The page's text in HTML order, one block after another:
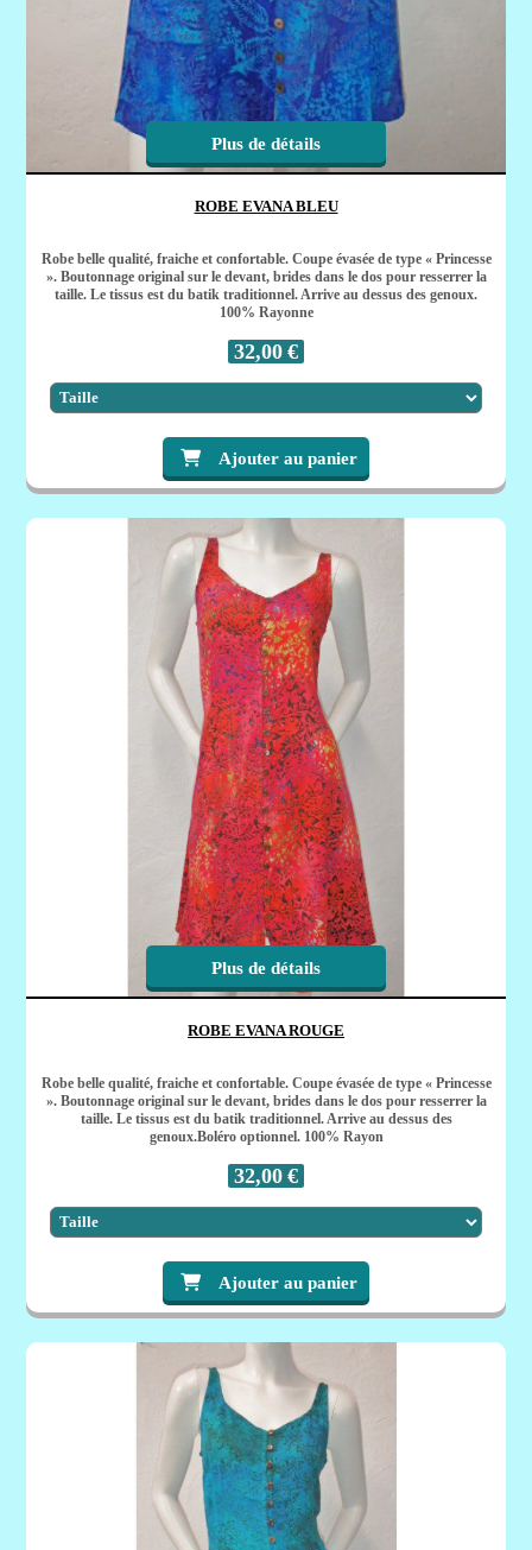
Plus de détails
ROBE EVANA BLEU
Robe belle qualité, fraiche et confortable. Coupe évasée de type « Princesse
». Boutonnage original sur le devant, brides dans le dos pour resserrer la
taille. Le tissus est du batik traditionnel. Arrive au dessus des genoux.
100% Rayonne
32,00 €
Ajouter au panier
Plus de détails
ROBE EVANA ROUGE
Robe belle qualité, fraiche et confortable. Coupe évasée de type « Princesse
». Boutonnage original sur le devant, brides dans le dos pour resserrer la
taille. Le tissus est du batik traditionnel. Arrive au dessus des
genoux.Boléro optionnel. 100% Rayon
32,00 €
Ajouter au panier